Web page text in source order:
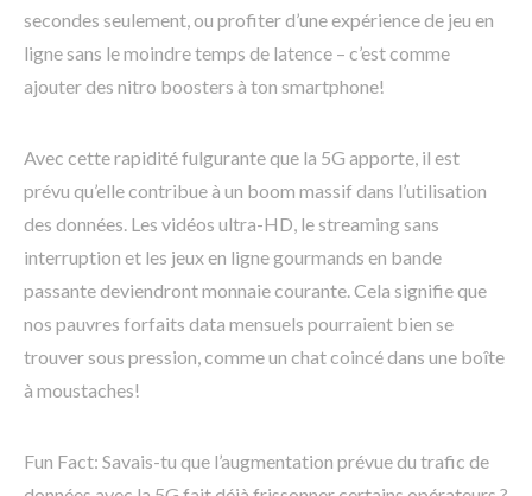
secondes seulement, ou profiter d’une expérience de jeu en
ligne sans le moindre temps de latence – c’est comme
ajouter des nitro boosters à ton smartphone!
Avec cette rapidité fulgurante que la 5G apporte, il est
prévu qu’elle contribue à un boom massif dans l’utilisation
des données. Les vidéos ultra-HD, le streaming sans
interruption et les jeux en ligne gourmands en bande
passante deviendront monnaie courante. Cela signifie que
nos pauvres forfaits data mensuels pourraient bien se
trouver sous pression, comme un chat coincé dans une boîte
à moustaches!
Fun Fact: Savais-tu que l’augmentation prévue du trafic de